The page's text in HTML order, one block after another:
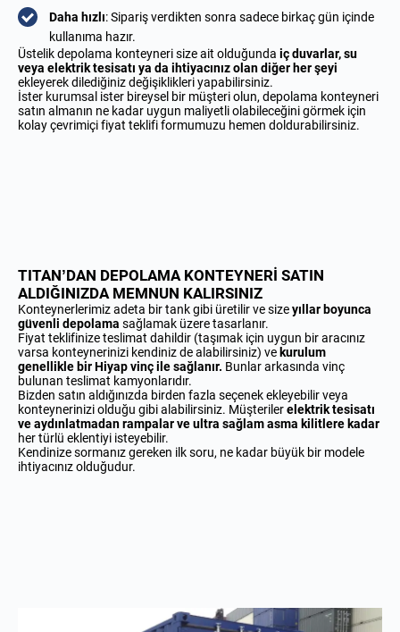
Daha hızlı: Sipariş verdikten sonra sadece birkaç gün içinde
kullanıma hazır.
Üstelik depolama konteyneri size ait olduğunda iç duvarlar, su
veya elektrik tesisatı ya da ihtiyacınız olan diğer her şeyi
ekleyerek dilediğiniz değişiklikleri yapabilirsiniz.
İster kurumsal ister bireysel bir müşteri olun, depolama konteyneri
satın almanın ne kadar uygun maliyetli olabileceğini görmek için
kolay çevrimiçi fiyat teklifi formumuzu hemen doldurabilirsiniz.
TITAN’DAN DEPOLAMA KONTEYNERİ SATIN
ALDIĞINIZDA MEMNUN KALIRSINIZ
Konteynerlerimiz adeta bir tank gibi üretilir ve sizeyıllar boyunca
güvenli depolama sağlamak üzere tasarlanır.
Fiyat teklifinize teslimat dahildir (taşımak için uygun bir aracınız
varsa konteynerinizi kendiniz de alabilirsiniz) ve kurulum
genellikle bir Hiyap vinç ile sağlanır. Bunlar arkasında vinç
bulunan teslimat kamyonlarıdır.
Bizden satın aldığınızda birden fazla seçenek ekleyebilir veya
konteynerinizi olduğu gibi alabilirsiniz. Müşterilerelektrik tesisatı
ve aydınlatmadan rampalar ve ultra sağlam asma kilitlere kadar
her türlü eklentiyi isteyebilir.
Kendinize sormanız gereken ilk soru, ne kadar büyük bir modele
ihtiyacınız olduğudur.